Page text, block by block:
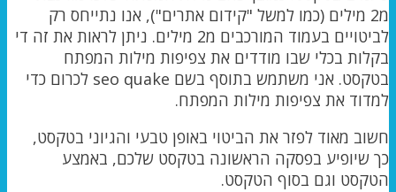
מ2 מילים (כמו למשל "קידום אתרים"), אנו נתייחס רק
לביטויים בעמוד המורכבים מ2 מילים. ניתן לראות את זה די
בקלות בכלי שבו מודדים את צפיפות מילות המפתח
בטקסט. אני משתמש בתוסף בשם seo quake לכרום כדי
למדוד את צפיפות מילות המפתח.
חשוב מאוד לפזר את הביטוי באופן טבעי והגיוני בטקסט,
כך שיופיע בפסקה הראשונה בטקסט שלכם, באמצע
הטקסט וגם בסוף הטקסט.